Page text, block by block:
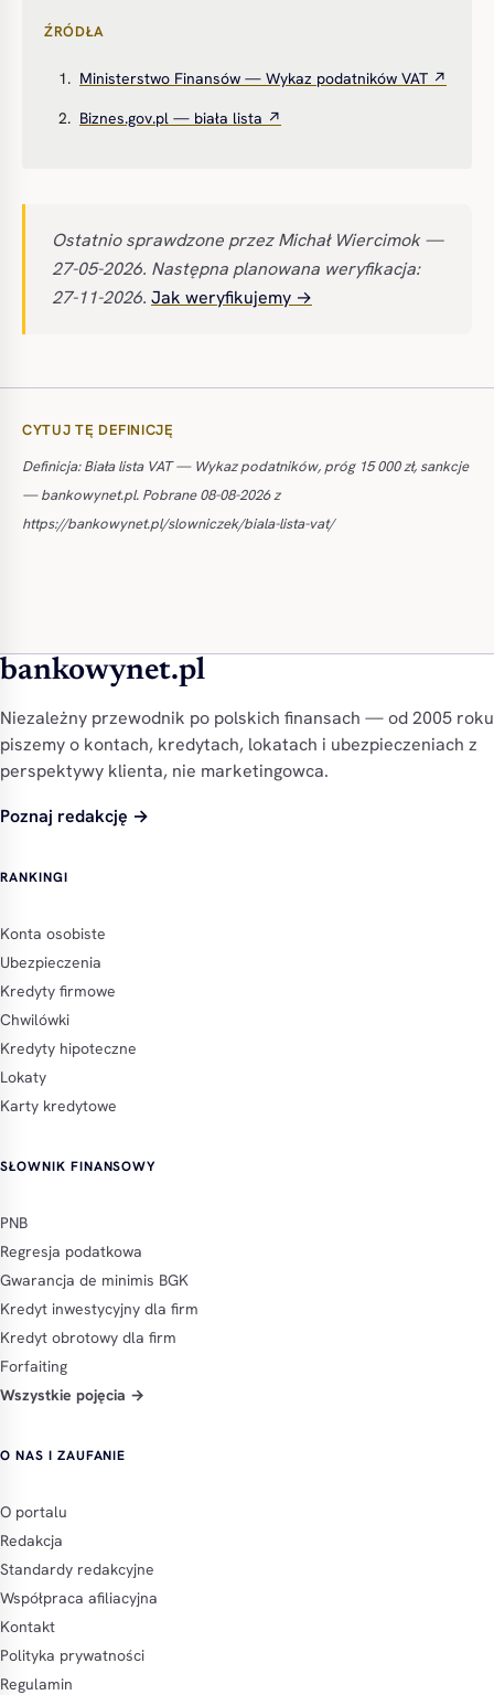
ŹRÓDŁA
Ministerstwo Finansów — Wykaz podatników VAT ↗
Biznes.gov.pl — biała lista ↗
Ostatnio sprawdzone przez Michał Wiercimok —
27-05-2026. Następna planowana weryfikacja:
27-11-2026. Jak weryfikujemy →
CYTUJ TĘ DEFINICJĘ
Definicja: Biała lista VAT — Wykaz podatników, próg 15 000 zł, sankcje
— bankowynet.pl. Pobrane 08-08-2026 z
https://bankowynet.pl/slowniczek/biala-lista-vat/
bankowynet.pl
Niezależny przewodnik po polskich finansach — od 2005 roku
piszemy o kontach, kredytach, lokatach i ubezpieczeniach z
perspektywy klienta, nie marketingowca.
Poznaj redakcję →
RANKINGI
Konta osobiste
Ubezpieczenia
Kredyty firmowe
Chwilówki
Kredyty hipoteczne
Lokaty
Karty kredytowe
SŁOWNIK FINANSOWY
PNB
Regresja podatkowa
Gwarancja de minimis BGK
Kredyt inwestycyjny dla firm
Kredyt obrotowy dla firm
Forfaiting
Wszystkie pojęcia →
O NAS I ZAUFANIE
O portalu
Redakcja
Standardy redakcyjne
Współpraca afiliacyjna
Kontakt
Polityka prywatności
Regulamin